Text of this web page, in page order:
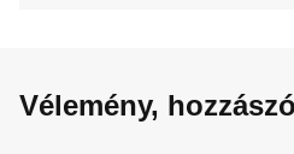
Vélemény,